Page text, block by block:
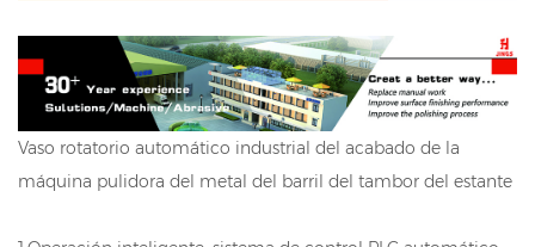
Vaso rotatorio automático industrial del acabado de la
máquina pulidora del metal del barril del tambor del estante